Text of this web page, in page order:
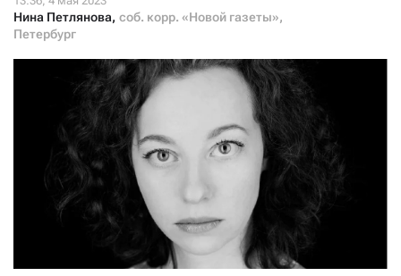
Нина Петлянова, соб. корр. «Новой газеты»,
Петербург
Нажимая кнопку «Стать соучастником»,
я принимаю условия и подтверждаю свое гражданство РФ
СТАТЬ СОУЧАСТНИКОМ
ПОДЕЛИТЬСЯ С ДРУЗЬЯМИ
Если у вас есть вопросы, пишите donate@novayagazeta.ru
звоните:
+7 (929) 612-03-68